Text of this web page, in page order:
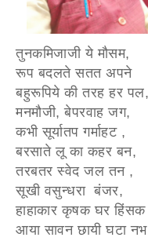
तुनकमिजाजी ये मौसम,
रूप बदलते सतत अपने
बहुरूपिये की तरह हर पल,
मनमौजी, बेपरवाह जग,
कभी सूर्यातप गर्माहट ,
बरसाते लू का कहर बन,
तरबतर स्वेद जल तन ,
सूखी वसुन्धरा बंजर,
हाहाकार कृषक घर
आया सावन छायी घटा